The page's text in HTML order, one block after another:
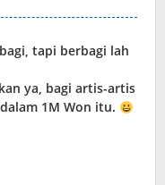
tapi berbagi lah
ya, bagi artis-artis
1M Won itu.